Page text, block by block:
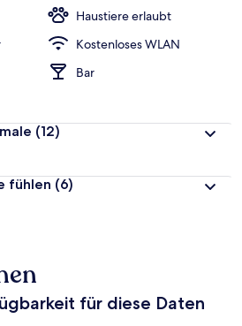
Haustiere erlaubt
Kostenloses WLAN
Bar
(12)
fühlen (6)
für diese Daten